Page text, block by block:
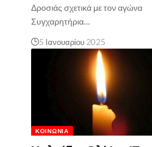
Δροσιάς σχετικά με τον αγώνα
Συγχαρητήρια…
5 Ιανουαρίου 2025
ΚΟΙΝΩΝΊΑ